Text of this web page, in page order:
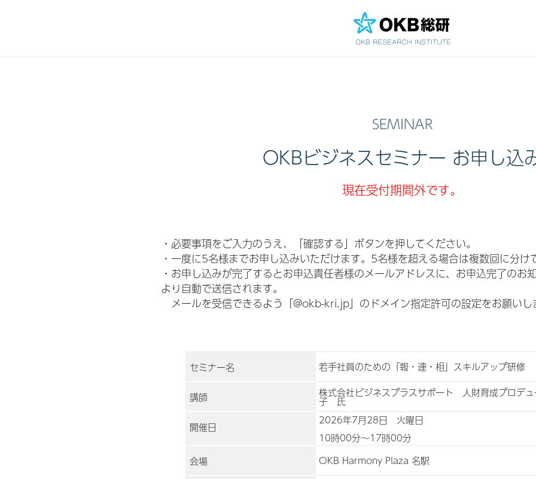
OKBビジネスセミナー お申し込
現在受付期間外です。
・必要事項をご入力のうえ、「確認する」ボタンを押してください。
・一度に5名様までお申し込みいただけます。5名様を超える場合は複数回に分け
・お申し込みが完了するとお申込責任者様のメールアドレスに、お申込完了の
より自動で送信されます。
メールを受信できるよう「@okb-kri.jp」のドメイン指定許可の設定をお願いし
セミナー名 若手社員のための「報・連・相」スキルアップ研修
講師 株式会社ビジネスプラスサポート 人財育成プロ
子 氏
開催日
2026年7月28日 火曜日
10時00分〜17時00分
会場
OKB Harmony Plaza 名駅